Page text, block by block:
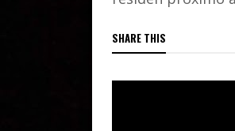
SHARE THIS